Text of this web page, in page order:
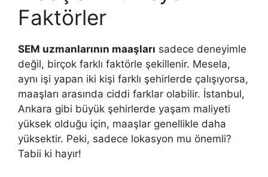
Faktörler
SEM uzmanlarının maaşları sadece deneyimle
değil, birçok farklı faktörle şekillenir. Mesela,
aynı işi yapan iki kişi farklı şehirlerde çalışıyorsa,
maaşları arasında ciddi farklar olabilir. İstanbul,
Ankara gibi büyük şehirlerde yaşam maliyeti
yüksek olduğu için, maaşlar genellikle daha
yüksektir. Peki, sadece lokasyon mu önemli?
Tabii ki hayır!